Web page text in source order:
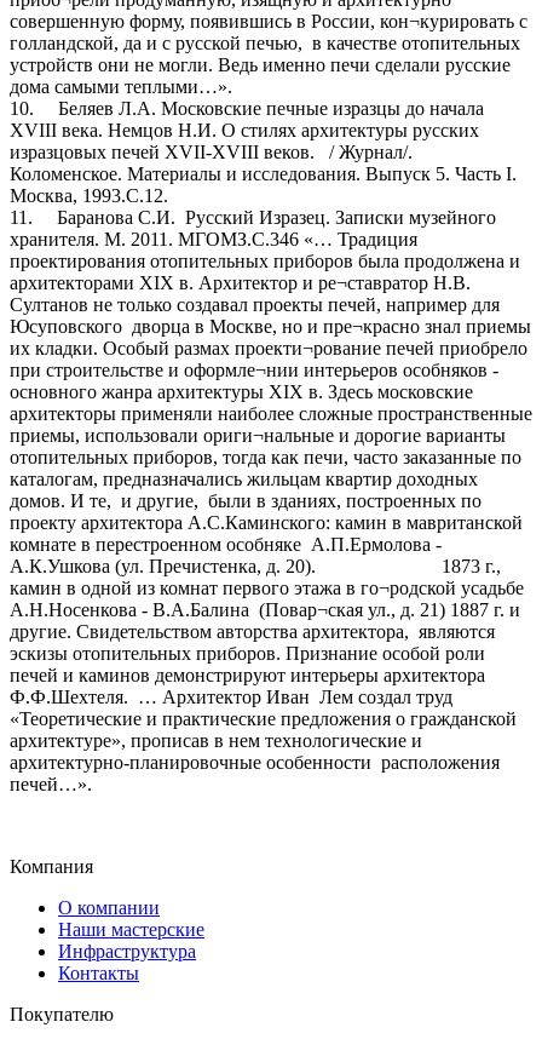
совершенную форму, появившись в России, кон¬курировать с
голландской, да и с русской печью, в качестве отопительных
устройств они не могли. Ведь именно печи сделали русские
дома самыми теплыми…».
10. Беляев Л.А. Московские печные изразцы до начала
XVIII века. Немцов Н.И. О стилях архитектуры русских
изразцовых печей XVII-XVIII веков. / Журнал/.
Коломенское. Материалы и исследования. Выпуск 5. Часть I.
Москва, 1993.С.12.
11. Баранова С.И. Русский Изразец. Записки музейного
хранителя. М. 2011. МГОМЗ.С.346 «… Традиция
проектирования отопительных приборов была продолжена и
архитекторами XIX в. Архитектор и ре¬ставратор Н.В.
Султанов не только создавал проекты печей, например для
Юсуповского дворца в Москве, но и пре¬красно знал приемы
их кладки. Особый размах проекти¬рование печей приобрело
при строительстве и оформле¬нии интерьеров особняков -
основного жанра архитектуры XIX в. Здесь московские
архитекторы применяли наиболее сложные пространственные
приемы, использовали ориги¬нальные и дорогие варианты
отопительных приборов, тогда как печи, часто заказанные по
каталогам, предназначались жильцам квартир доходных
домов. И те, и другие, были в зданиях, построенных по
проекту архитектора А.С.Каминского: камин в мавританской
комнате в перестроенном особняке А.П.Ермолова -
А.К.Ушкова (ул. Пречистенка, д. 20). 1873 г.,
камин в одной из комнат первого этажа в го¬родской усадьбе
А.Н.Носенкова - В.А.Балина (Повар¬ская ул., д. 21) 1887 г. и
другие. Свидетельством авторства архитектора, являются
эскизы отопительных приборов. Признание особой роли
печей и каминов демонстрируют интерьеры архитектора
Ф.Ф.Шехтеля. … Архитектор Иван Лем создал труд
«Теоретические и практические предложения о гражданской
архитектуре», прописав в нем технологические и
архитектурно-планировочные особенности расположения
печей…».
Компания
О компании
Наши мастерские
Инфраструктура
Контакты
Покупателю